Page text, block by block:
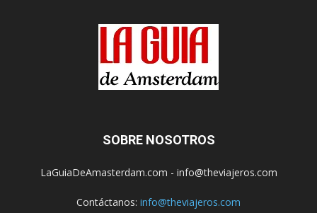
SOBRE NOSOTROS
LaGuiaDeAmasterdam.com - info@theviajeros.com
Contáctanos: info@theviajeros.com